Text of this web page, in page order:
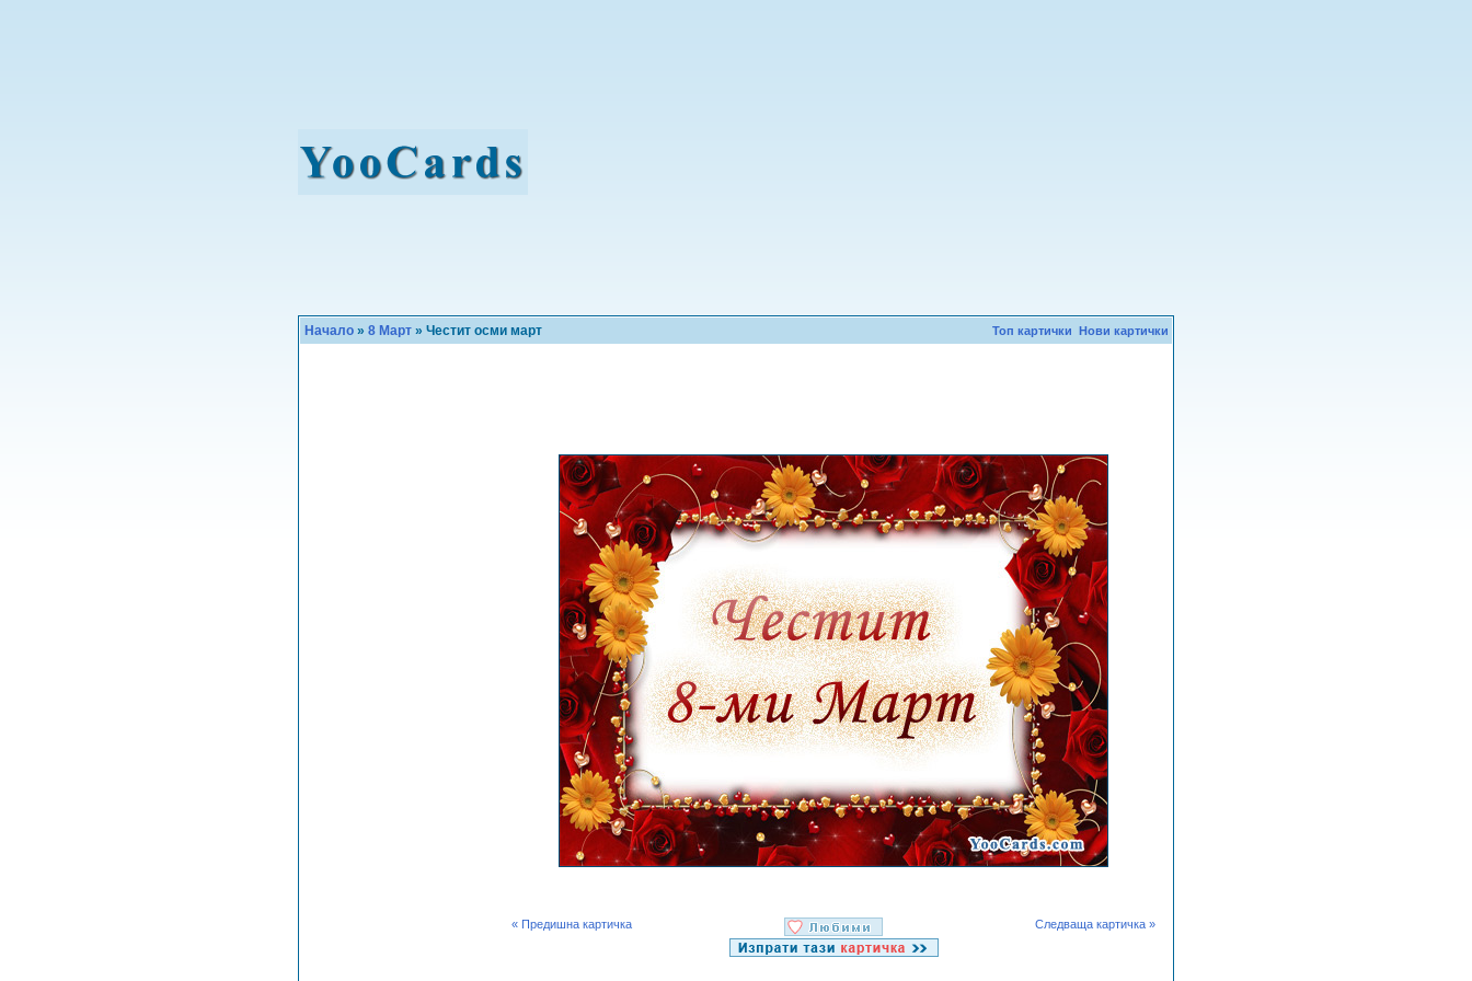
Начало » 8 Март » Честит осми март Топ картички Нови картички
« Предишна картичка Следваща картичка »